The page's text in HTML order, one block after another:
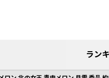
ラン